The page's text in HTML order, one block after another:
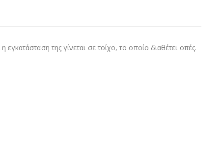
εγκατάσταση της γίνεται σε τοίχο, το οποίο διαθέτει οπές.